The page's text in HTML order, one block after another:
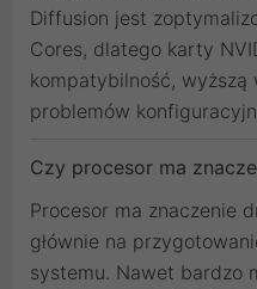
Diffusion jest
Cores, dlatego karty
kompatybilność, wyższą
problemów
Czy procesor ma
Procesor ma znaczenie
głównie na
systemu. Nawet bardzo